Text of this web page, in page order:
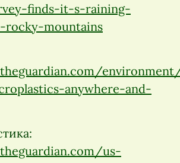
finds-it-s-raining-
mountains
anywhere-and-
us-